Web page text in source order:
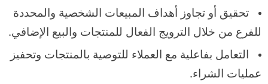
تحقيق أو تجاوز أهداف المبيعات الشخصية والمحددة
للفرع من خلال الترويج الفعال للمنتجات والبيع الإضافي.
التعامل بفاعلية مع العملاء للتوصية بالمنتجات وتحفيز
عمليات الشراء.